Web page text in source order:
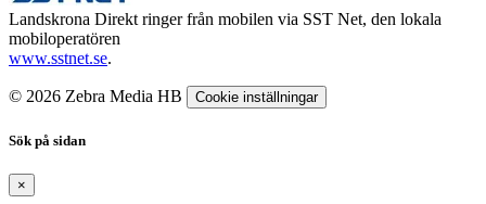
Landskrona Direkt ringer från mobilen via SST Net, den lokala
mobiloperatören
www.sstnet.se.
© 2026 Zebra Media HB Cookie inställningar
Sök på sidan
×